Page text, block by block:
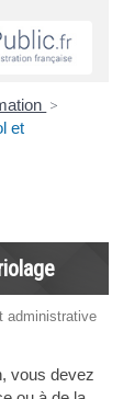
>
et
administrative
vous devez